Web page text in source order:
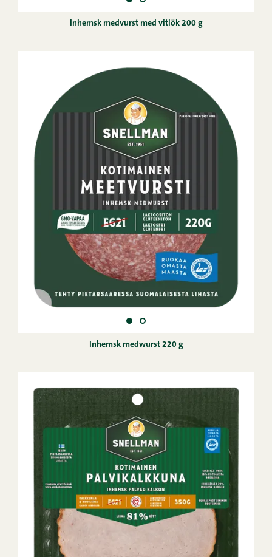
Inhemsk medvurst med vitlök 200 g
Inhemsk medwurst 220 g